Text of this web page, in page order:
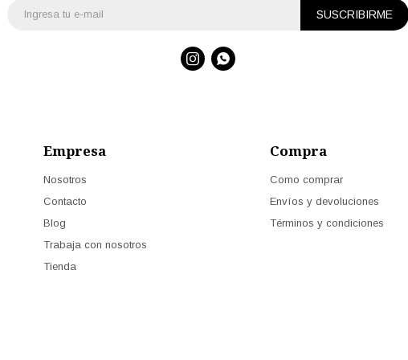
Empresa
Nosotros
Contacto
Blog
Trabaja con nosotros
Tienda
Compra
Como comprar
Envíos y devoluciones
Términos y condiciones
SUSCRIBIRME
 